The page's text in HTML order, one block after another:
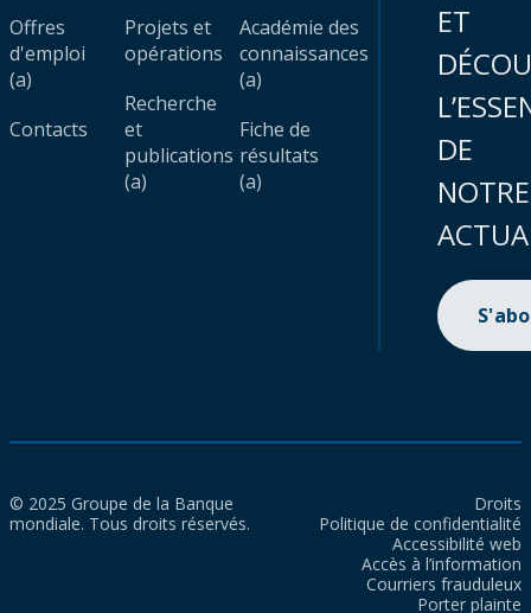
Offres
d'emploi
(a)
Contacts
Projets et
opérations
Recherche
et
publications
(a)
Académie des
connaissances
(a)
Fiche de
résultats
(a)
ET
DE
NOTRE
© 2025 Groupe de la Banque
mondiale. Tous droits réservés.
Droits
Politique de confidentialité
Accessibilité web
Accès à l’information
Courriers frauduleux
Porter plainte